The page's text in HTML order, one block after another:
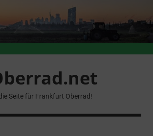
Seite für Frankfurt Oberrad!